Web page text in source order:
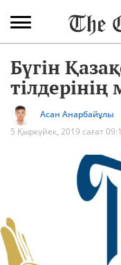
Бүгін
тілдерінің
Асан Анарбайұлы
5 Қыркүйек, 2019 сағат